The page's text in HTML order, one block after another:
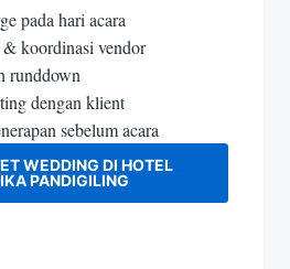
pada hari acara
koordinasi vendor
runddown
dengan klient
sebelum acara
WEDDING DI HOTEL
PANDIGILING